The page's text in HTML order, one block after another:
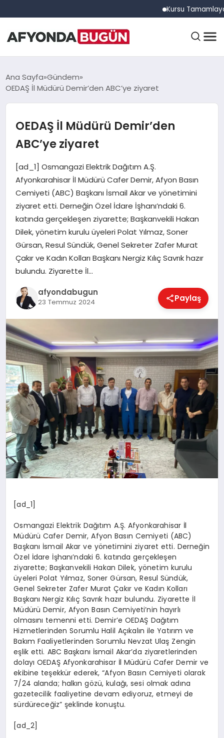
Kursu Tamamlayan
ANASAYFA
EĞITIM
DÜNYA
EKONOMI
MAGAZIN
SAĞLIK
SIYASET
SPOR
YAŞAM
Ana Sayfa Gündem
OEDAŞ İl Müdürü Demir’den ABC’ye ziyaret
OEDAŞ İl Müdürü Demir’den
ABC’ye ziyaret
[ad_1] Osmangazi Elektrik Dağıtım A.Ş.
Afyonkarahisar İl Müdürü Cafer Demir, Afyon Basın
Cemiyeti (ABC) Başkanı İsmail Akar ve yönetimini
ziyaret etti. Derneğin Özel İdare İşhanı’ndaki 6.
katında gerçekleşen ziyarette; Başkanvekili Hakan
Dilek, yönetim kurulu üyeleri Polat Yılmaz, Soner
Gürsan, Resul Sündük, Genel Sekreter Zafer Murat
Çakır ve Kadın Kolları Başkanı Nergiz Kılıç Savrık hazır
bulundu. Ziyarette İl…
afyondabugun
23 Temmuz 2024 Paylaş
[ad_1]
Osmangazi Elektrik Dağıtım A.Ş. Afyonkarahisar İl
Müdürü Cafer Demir, Afyon Basın Cemiyeti (ABC)
Başkanı İsmail Akar ve yönetimini ziyaret etti. Derneğin
Özel İdare İşhanı’ndaki 6. katında gerçekleşen
ziyarette; Başkanvekili Hakan Dilek, yönetim kurulu
üyeleri Polat Yılmaz, Soner Gürsan, Resul Sündük,
Genel Sekreter Zafer Murat Çakır ve Kadın Kolları
Başkanı Nergiz Kılıç Savrık hazır bulundu. Ziyarette İl
Müdürü Demir, Afyon Basın Cemiyeti’nin hayırlı
olmasını temenni etti. Demir’e OEDAŞ Dağıtım
Hizmetlerinden Sorumlu Halil Açıkalın ile Yatırım ve
Bakım Faaliyetlerinden Sorumlu Nevzat Ulaş Zengin
eşlik etti. ABC Başkanı İsmail Akar’da ziyaretlerinden
dolayı OEDAŞ Afyonkarahisar İl Müdürü Cafer Demir ve
ekibine teşekkür ederek, “Afyon Basın Cemiyeti olarak
7/24 alanda; halkın gözü, kulağı, sesi olmak adına
gazetecilik faaliyetine devam ediyoruz, etmeyi de
sürdüreceğiz” şeklinde konuştu.
[ad_2]